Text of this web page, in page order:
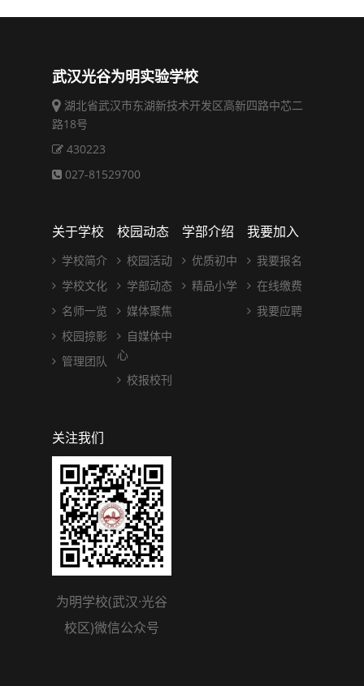
武汉光谷为明实验学校
湖北省武汉市东湖新技术开发区高新四路中芯二
路18号
430223
027-81529700
关于学校
学校简介
学校文化
名师一览
校园掠影
管理团队
校园动态
校园活动
学部动态
媒体聚焦
自媒体中
心
校报校刊
学部介绍
优质初中
精品小学
我要加入
我要报名
在线缴费
我要应聘
关注我们
为明学校(武汉·光谷
校区)微信公众号